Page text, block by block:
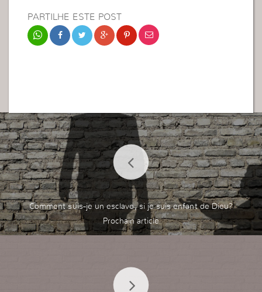
PARTILHE ESTE POST
Comment suis-je un esclave, si je suis enfant de Dieu?